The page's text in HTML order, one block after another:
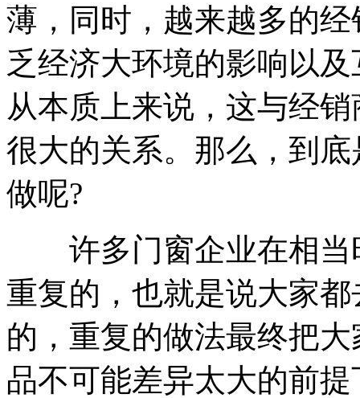
薄，同时，越来越多的
乏经济大环境的影响以
从本质上来说，这与经
很大的关系。那么，到
做呢?
许多门窗企业在相当
重复的，也就是说大家
的，重复的做法最终把
品不可能差异太大的前